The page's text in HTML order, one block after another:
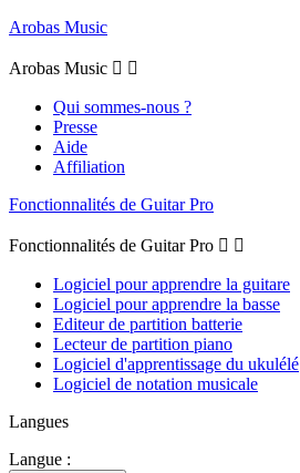
Arobas Music
Arobas Music  
Qui sommes-nous ?
Presse
Aide
Affiliation
Fonctionnalités de Guitar Pro
Fonctionnalités de Guitar Pro  
Logiciel pour apprendre la guitare
Logiciel pour apprendre la basse
Editeur de partition batterie
Lecteur de partition piano
Logiciel d'apprentissage du ukulélé
Logiciel de notation musicale
Langues
Langue :